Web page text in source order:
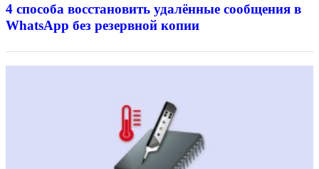
4 способа восстановить удалённые сообщения в
WhatsApp без резервной копии